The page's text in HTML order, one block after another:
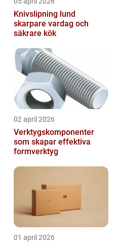
Knivslipning lund
skarpare vardag och
säkrare kök
02 april 2026
Verktygskomponenter
som skapar effektiva
formverktyg
01 april 2026